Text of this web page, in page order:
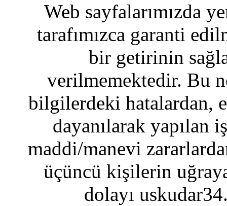
Web sayfalarımızda
tarafımızca garanti
bir getirinin
verilmemektedir. Bu
bilgilerdeki hatalardan,
dayanılarak yapılan
maddi/manevi
üçüncü kişilerin
dolayı